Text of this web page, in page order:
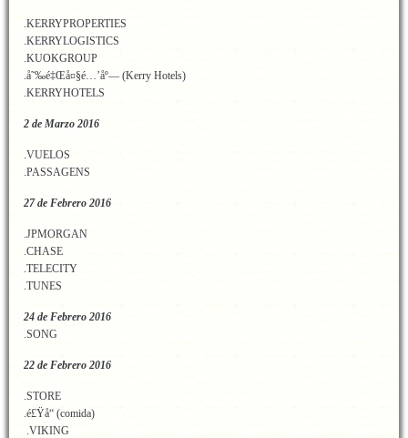
.KERRYPROPERTIES
.KERRYLOGISTICS
.KUOKGROUP
.å˜‰é‡Œå¤§é…’åº— (Kerry Hotels)
.KERRYHOTELS
2 de Marzo 2016
.VUELOS
.PASSAGENS
27 de Febrero 2016
.JPMORGAN
.CHASE
.TELECITY
.TUNES
24 de Febrero 2016
.SONG
22 de Febrero 2016
.STORE
.é£Ÿå“ (comida)
.VIKING